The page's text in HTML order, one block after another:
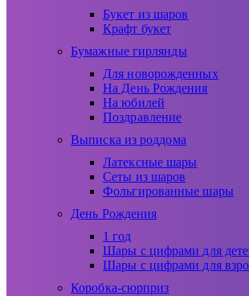
Букет из шаров
Крафт букет
Бумажные гирлянды
Для новорожденных
На День Рождения
На юбилей
Поздравление
Выписка из роддома
Латексные шары
Сеты из шаров
Фольгированные шары
День Рождения
1 год
Шары с цифрами для
Шары с цифрами для
Коробка-сюрприз